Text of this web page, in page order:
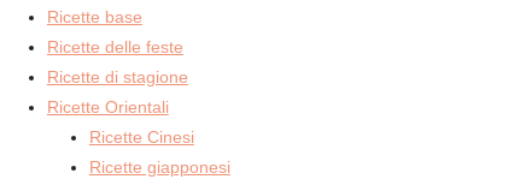
Ricette base
Ricette delle feste
Ricette di stagione
Ricette Orientali
Ricette Cinesi
Ricette giapponesi